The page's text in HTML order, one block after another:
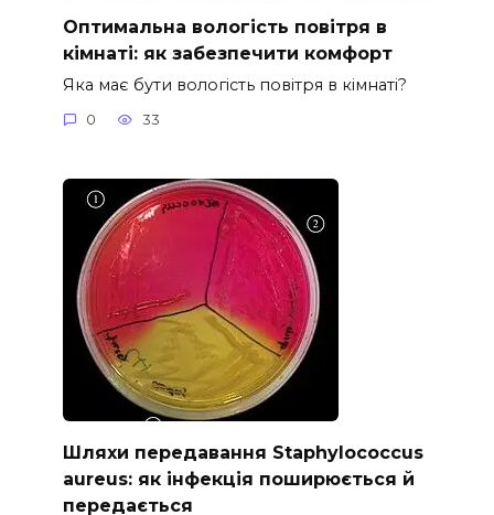
Оптимальна вологість повітря в
кімнаті: як забезпечити комфорт
Яка має бути вологість повітря в кімнаті?
0 33
Шляхи передавання Staphylococcus
aureus: як інфекція поширюється й
передається